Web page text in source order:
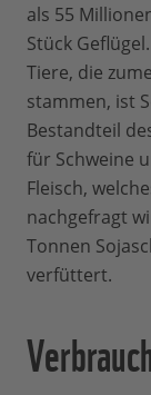
als 55
Stück
Tiere, die
stammen, ist
Bestandteil
für Schweine
Fleisch,
nachgefragt
Tonnen
verfüttert.